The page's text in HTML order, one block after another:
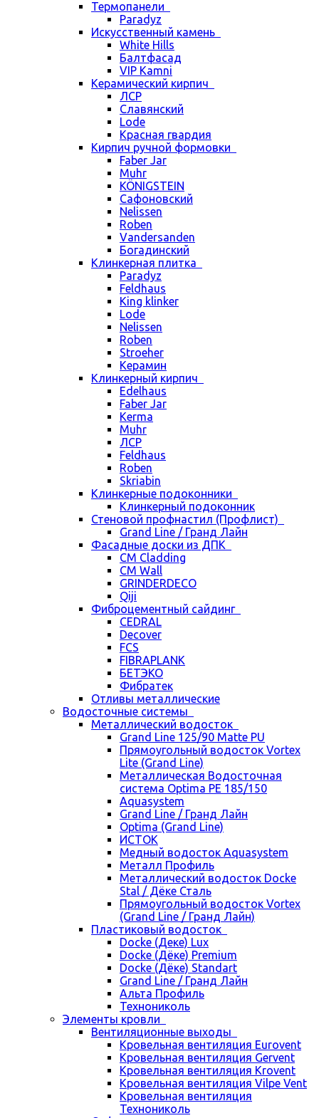
Термопанели
Paradyz
Искусственный камень
White Hills
Балтфасад
VIP Kamni
Керамический кирпич
ЛСР
Славянский
Lode
Красная гвардия
Кирпич ручной формовки
Faber Jar
Muhr
KÖNIGSTEIN
Сафоновский
Nelissen
Roben
Vandersanden
Богадинский
Клинкерная плитка
Paradyz
Feldhaus
King klinker
Lode
Nelissen
Roben
Stroeher
Керамин
Клинкерный кирпич
Edelhaus
Faber Jar
Kerma
Muhr
ЛСР
Feldhaus
Roben
Skriabin
Клинкерные подоконники
Клинкерный подоконник
Стеновой профнастил (Профлист)
Grand Line / Гранд Лайн
Фасадные доски из ДПК
CM Cladding
CM Wall
GRINDERDECO
Qiji
Фиброцементный сайдинг
CEDRAL
Decover
FCS
FIBRAPLANK
БЕТЭКО
Фибратек
Отливы металлические
Водосточные системы
Металлический водосток
Grand Line 125/90 Matte PU
Прямоугольный водосток Vortex
Lite (Grand Line)
Металлическая Водосточная
система Optima PE 185/150
Aquasystem
Grand Line / Гранд Лайн
Optima (Grand Line)
ИСТОК
Медный водосток Aquasystem
Металл Профиль
Металлический водосток Docke
Stal / Дёке Сталь
Прямоугольный водосток Vortex
(Grand Line / Гранд Лайн)
Пластиковый водосток
Docke (Деке) Lux
Docke (Дёке) Premium
Docke (Дёке) Standart
Grand Line / Гранд Лайн
Альта Профиль
Технониколь
Элементы кровли
Вентиляционные выходы
Кровельная вентиляция Eurovent
Кровельная вентиляция Gervent
Кровельная вентиляция Krovent
Кровельная вентиляция Vilpe Vent
Кровельная вентиляция
Технониколь